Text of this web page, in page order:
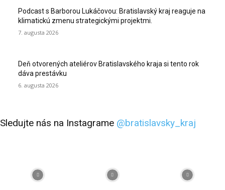
Podcast s Barborou Lukáčovou: Bratislavský kraj reaguje na
klimatickú zmenu strategickými projektmi.
7. augusta 2026
Deň otvorených ateliérov Bratislavského kraja si tento rok
dáva prestávku
6. augusta 2026
Sledujte nás na Instagrame @bratislavsky_kraj